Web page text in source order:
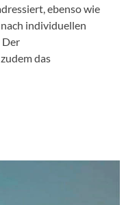
ebenso wie
individuellen
Der
das